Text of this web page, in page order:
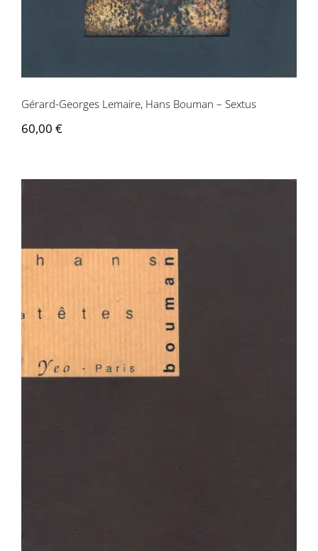
Gérard-Georges Lemaire, Hans Bouman – Sextus
60,00 €